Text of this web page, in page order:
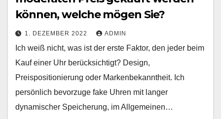
können, welche mögen Sie?
1. DEZEMBER 2022 ADMIN
Ich weiß nicht, was ist der erste Faktor, den jeder beim
Kauf einer Uhr berücksichtigt? Design,
Preispositionierung oder Markenbekanntheit. Ich
persönlich bevorzuge fake Uhren mit langer
dynamischer Speicherung, im Allgemeinen…